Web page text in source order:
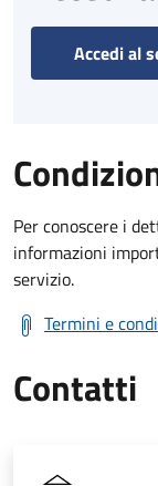
Accedi al
Per conoscere i
informazioni
servizio.
Termini e
Contatti